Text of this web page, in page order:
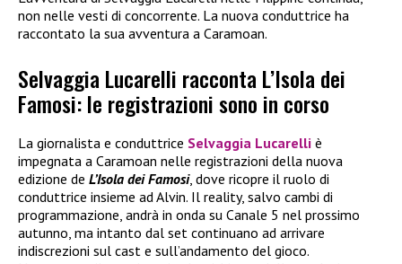
non nelle vesti di concorrente. La nuova conduttrice ha
raccontato la sua avventura a Caramoan.
Selvaggia Lucarelli racconta L’Isola dei
Famosi: le registrazioni sono in corso
La giornalista e conduttrice Selvaggia Lucarelli è
impegnata a Caramoan nelle registrazioni della nuova
edizione de L’Isola dei Famosi, dove ricopre il ruolo di
conduttrice insieme ad Alvin. Il reality, salvo cambi di
programmazione, andrà in onda su Canale 5 nel prossimo
autunno, ma intanto dal set continuano ad arrivare
indiscrezioni sul cast e sull’andamento del gioco.